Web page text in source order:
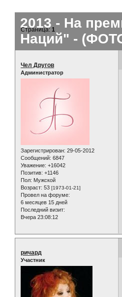
2013 - На
Наций" -
Страница:1
Чел Другов
Администратор
Зарегистрирован: 29-05-2012
Сообщений: 6847
Уважение: +16042
Позитив: +1146
Пол: Мужской
Возраст: 53 [1973-01-21]
Провел на форуме:
6 месяцев 15 дней
Последний визит:
Вчера 23:08:12
ричард
Участник